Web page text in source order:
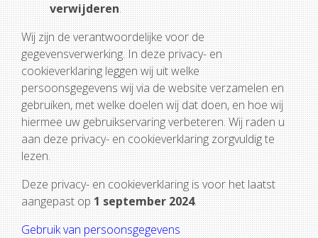
verwijderen.
Wij zijn de verantwoordelijke voor de
gegevensverwerking. In deze privacy- en
cookieverklaring leggen wij uit welke
persoonsgegevens wij via de website verzamelen en
gebruiken, met welke doelen wij dat doen, en hoe wij
hiermee uw gebruikservaring verbeteren. Wij raden u
aan deze privacy- en cookieverklaring zorgvuldig te
lezen.
Deze privacy- en cookieverklaring is voor het laatst
aangepast op1 september 2024.
Gebruik van persoonsgegevens